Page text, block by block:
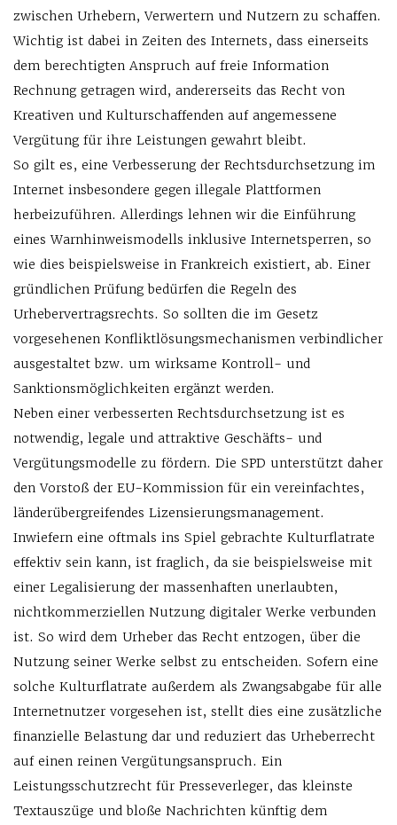
zwischen Urhebern, Verwertern und Nutzern zu schaffen.
Wichtig ist dabei in Zeiten des Internets, dass einerseits
dem berechtigten Anspruch auf freie Information
Rechnung getragen wird, andererseits das Recht von
Kreativen und Kulturschaffenden auf angemessene
Vergütung für ihre Leistungen gewahrt bleibt.
So gilt es, eine Verbesserung der Rechtsdurchsetzung im
Internet insbesondere gegen illegale Plattformen
herbeizuführen. Allerdings lehnen wir die Einführung
eines Warnhinweismodells inklusive Internetsperren, so
wie dies beispielsweise in Frankreich existiert, ab. Einer
gründlichen Prüfung bedürfen die Regeln des
Urhebervertragsrechts. So sollten die im Gesetz
vorgesehenen Konfliktlösungsmechanismen verbindlicher
ausgestaltet bzw. um wirksame Kontroll- und
Sanktionsmöglichkeiten ergänzt werden.
Neben einer verbesserten Rechtsdurchsetzung ist es
notwendig, legale und attraktive Geschäfts- und
Vergütungsmodelle zu fördern. Die SPD unterstützt daher
den Vorstoß der EU-Kommission für ein vereinfachtes,
länderübergreifendes Lizensierungsmanagement.
Inwiefern eine oftmals ins Spiel gebrachte Kulturflatrate
effektiv sein kann, ist fraglich, da sie beispielsweise mit
einer Legalisierung der massenhaften unerlaubten,
nichtkommerziellen Nutzung digitaler Werke verbunden
ist. So wird dem Urheber das Recht entzogen, über die
Nutzung seiner Werke selbst zu entscheiden. Sofern eine
solche Kulturflatrate außerdem als Zwangsabgabe für alle
Internetnutzer vorgesehen ist, stellt dies eine zusätzliche
finanzielle Belastung dar und reduziert das Urheberrecht
auf einen reinen Vergütungsanspruch. Ein
Leistungsschutzrecht für Presseverleger, das kleinste
Textauszüge und bloße Nachrichten künftig dem